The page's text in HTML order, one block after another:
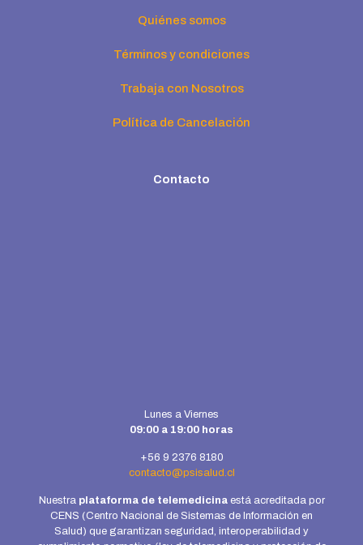
Quiénes somos
Términos y condiciones
Trabaja con Nosotros
Política de Cancelación
Contacto
Lunes a Viernes
09:00 a 19:00 horas
+56 9 2376 8180
contacto@psisalud.cl
Nuestra plataforma de telemedicinaestá acreditada por
CENS (Centro Nacional de Sistemas de Información en
Salud) que garantizan seguridad, interoperabilidad y